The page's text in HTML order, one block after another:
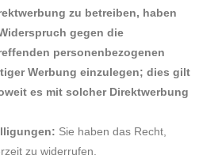
zu betreiben, haben
gegen die
personenbezogenen
Werbung einzulegen; dies gilt
es mit solcher Direktwerbung
Sie haben das Recht,
zu widerrufen.